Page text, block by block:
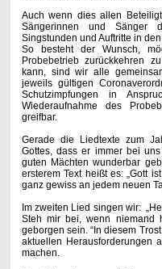
Auch wenn dies allen
Sängerinnen und Sänger
Singstunden und Auftritte in
So besteht der Wunsch,
Probebetrieb zurückkehren
kann, sind wir alle
jeweils gültigen
Schutzimpfungen in
Wiederaufnahme des
greifbar.
Gerade die Liedtexte zum
Gottes, dass er immer bei
guten Mächten wunderbar
ersterem Text heißt es: „Gott
ganz gewiss an jedem neuen
Im zweiten Lied singen wir:
Steh mir bei, wenn
geborgen sein. “In diesem
aktuellen Herausforderungen
machen.